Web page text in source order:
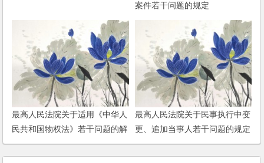
案件若干问题的规定
最高人民法院关于适用《中华人
民共和国物权法》若干问题的解
释（一）
最高人民法院关于民事执行中变
更、追加当事人若干问题的规定